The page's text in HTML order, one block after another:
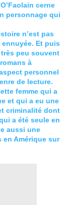
cerne
personnage qui
n’est pas
Et puis
peu souvent
à
personnel
de lecture.
femme qui a
et qui a eu une
criminalité dont
a été seule en
aussi une
Amérique sur